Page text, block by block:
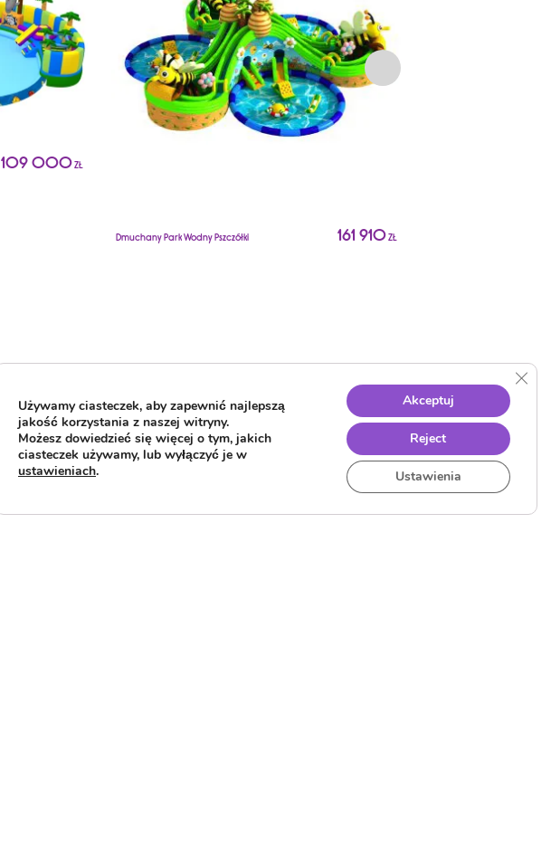
109 000ZŁ
Dmuchany Park Wodny Pszczółki 161 910ZŁ
Używamy ciasteczek, aby zapewnić najlepszą
jakość korzystania z naszej witryny.
Możesz dowiedzieć się więcej o tym, jakich
ciasteczek używamy, lub wyłączyć je w
ustawieniach.
Akceptuj
Reject
Ustawienia